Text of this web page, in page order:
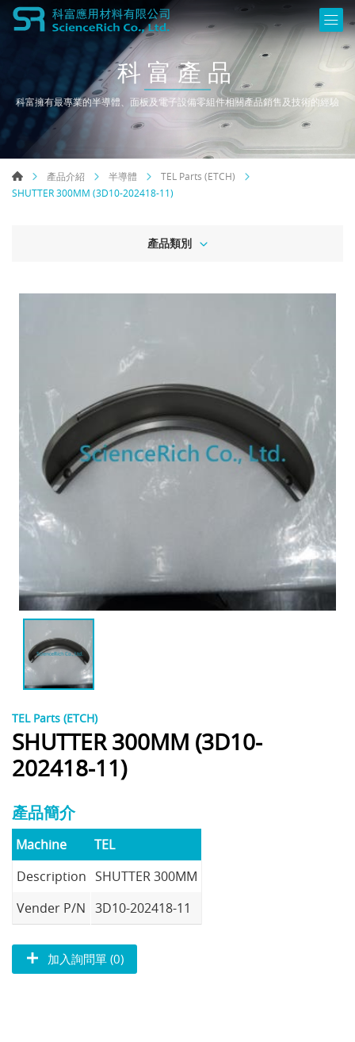
科富產品
科富擁有最專業的半導體、面板及電子設備零組件相關產品銷售及技術的經驗
產品介紹 半導體
TEL Parts (ETCH)
SHUTTER 300MM (3D10-202418-11)
產品類別
TEL Parts (ETCH)
SHUTTER 300MM (3D10-
202418-11)
產品簡介
Machine
TEL
Description SHUTTER 300MM
Vender P/N 3D10-202418-11
加入詢問單 (0)